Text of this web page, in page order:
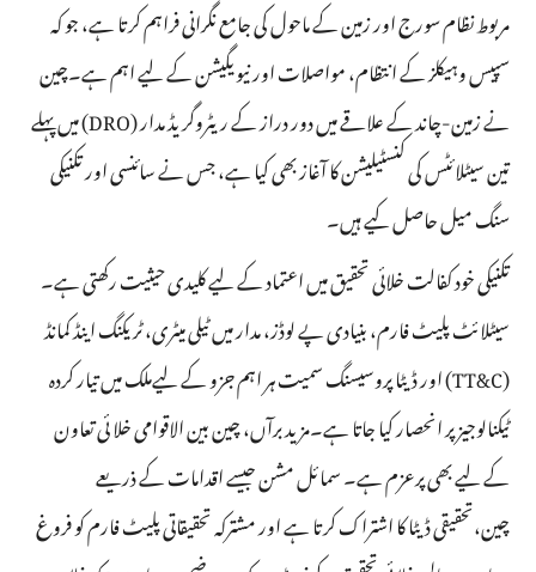
مربوط نظام سورج اور زمین کے ماحول کی جامع نگرانی فراہم کرتا ہے، جو کہ
سپیس وہیکلز کے انتظام، مواصلات اور نیویگیشن کے لیے اہم ہے۔چین
نے زمین-چاند کے علاقے میں دور دراز کے ریٹروگریڈ مدار (DRO) میں پہلے
تین سیٹلائٹس کی کنسٹیلیشن کا آغاز بھی کیا ہے، جس نے سائنسی اور تکنیکی
سنگ میل حاصل کیے ہیں۔
تکنیکی خود کفالت خلائی تحقیق میں اعتماد کے لیے کلیدی حیثیت رکھتی ہے۔
سیٹلائٹ پلیٹ فارم، بنیادی پے لوڈز، مدار میں ٹیلی میٹری، ٹریکنگ اینڈ کمانڈ
(TT&C) اور ڈیٹا پروسیسنگ سمیت ہر اہم جزو کے لیےملک میں تیار کردہ
ٹیکنالوجیز پر انحصار کیا جاتا ہے۔مزید برآں، چین بین الاقوامی خلا ئی تعاون
کے لیے بھی پرعزم ہے۔ سمائل مشن جیسے اقدامات کے ذریعے
چین،تحقیقی ڈیٹا کا اشتراک کرتا ہے اور مشترکہ تحقیقاتی پلیٹ فارم کو فروغ